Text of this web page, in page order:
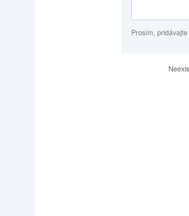
Prosím,